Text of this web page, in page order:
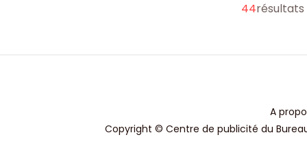
44résultats
A
Copyright © Centre de publicité du